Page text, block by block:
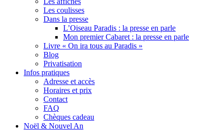
Les coulisses
Dans la presse
L’Oiseau Paradis : la presse en parle
Mon premier Cabaret : la presse en parle
Livre « On ira tous au Paradis »
Blog
Privatisation
Infos pratiques
Adresse et accès
Horaires et prix
Contact
FAQ
Chèques cadeau
Noël & Nouvel An